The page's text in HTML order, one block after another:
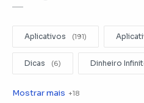
Aplicativos
Dicas Dinheiro
Editar Videos